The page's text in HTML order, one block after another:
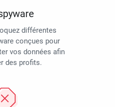
différentes
conçues pour
vos données afin
des profits.